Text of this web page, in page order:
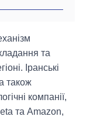
та
Іранські
також
компанії,
та Amazon,